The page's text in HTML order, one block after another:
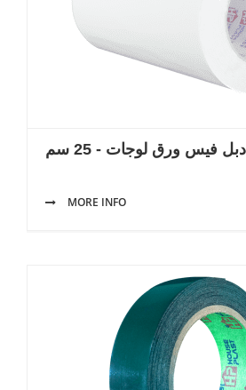
دبل فيس ورق لوجات - 25 سم
MORE INFO